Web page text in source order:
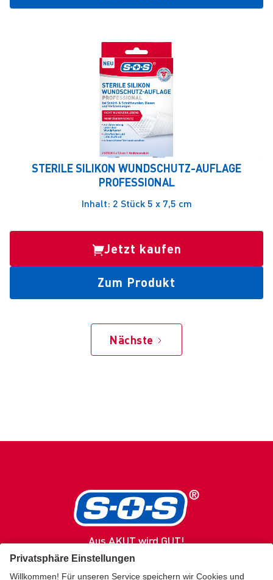
STERILE SILIKON WUNDSCHUTZ-AUFLAGE
PROFESSIONAL
Inhalt: 2 Stück 5 x 7,5 cm
Jetzt kaufen
Zum Produkt
Nächste
Aus AKUT wird GUT!
SOS